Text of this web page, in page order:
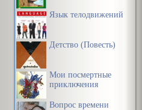
Язык телодвижений
Детство (Повесть)
Мои посмертные
приключения
Вопрос времени